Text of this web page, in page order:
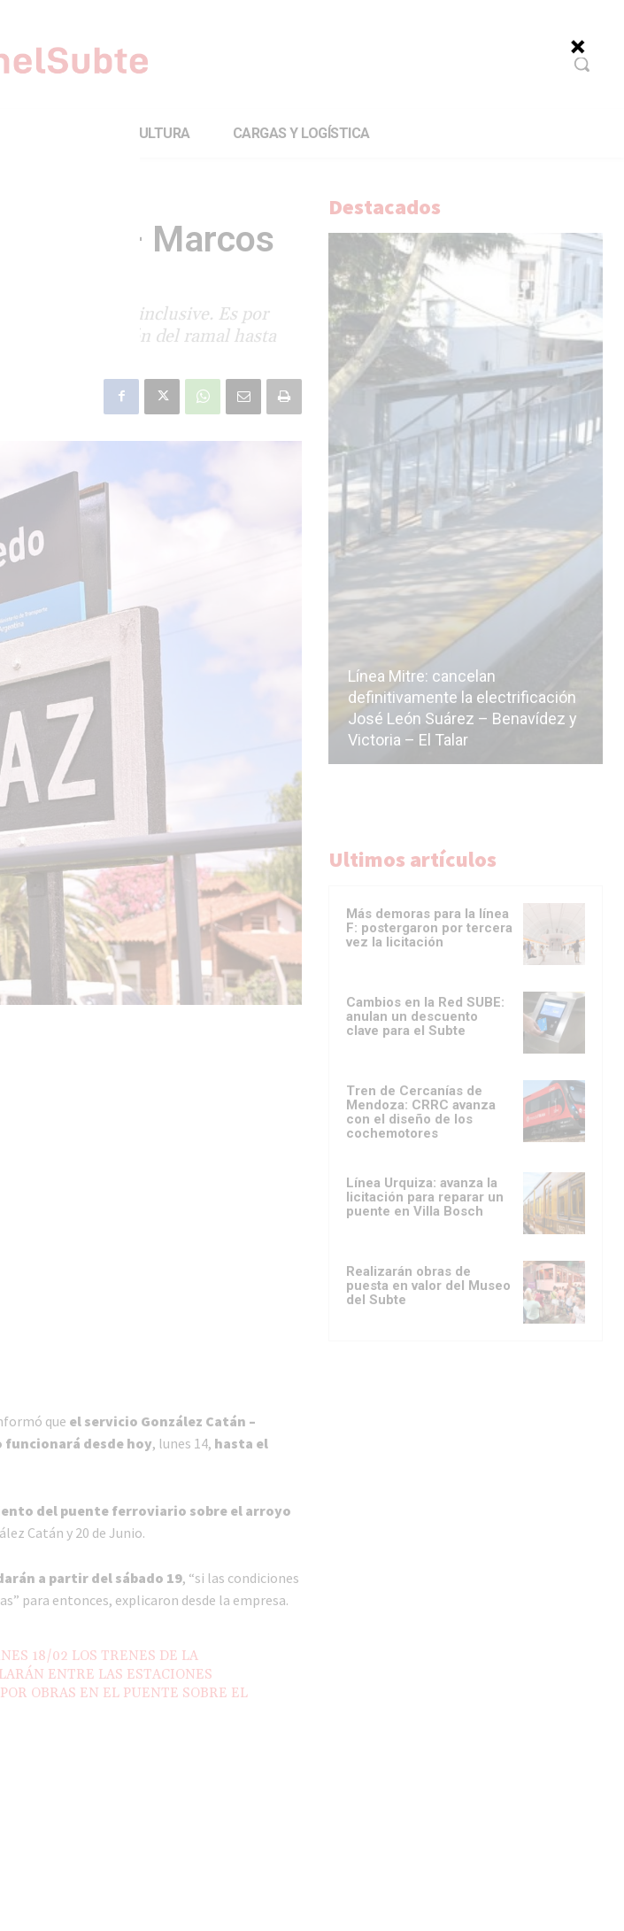
CULTURA CARGAS Y LOGÍSTICA
Catán – Marcos
hasta el viernes inclusive. Es por
de recuperación del ramal hasta
que el servicio González Catán –
funcionará desde hoy, lunes 14, hasta el
del puente ferroviario sobre el arroyo
Catán y 20 de Junio.
a partir del sábado 19, “si las condiciones
para entonces, explicaron desde la empresa.
18/02 LOS TRENES DE LA
ENTRE LAS ESTACIONES
OBRAS EN EL PUENTE SOBRE EL
Destacados
de
Línea Mitre: dieron oficialmente
de baja la construcción de la
estación Nordelta
Línea Mitre: cancelan
definitivamente la electrificación
José León Suárez – Benavídez y
Victoria – El Talar
Ultimos artículos
Más demoras para la línea
F: postergaron por tercera
vez la licitación
Cambios en la Red SUBE:
anulan un descuento
clave para el Subte
Tren de Cercanías de
Mendoza: CRRC avanza
con el diseño de los
cochemotores
Línea Urquiza: avanza la
licitación para reparar un
puente en Villa Bosch
Realizarán obras de
puesta en valor del Museo
del Subte